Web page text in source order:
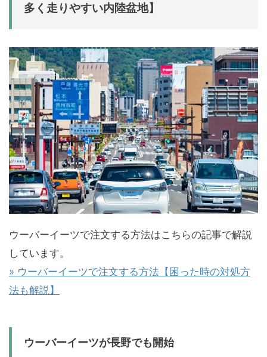
多く走りやすい内陸盆地】
ウーバーイーツで注文する方法はこちらの記事で解説
しています。
» ウーバーイーツで注文する方法【困った時の対処方
法も解説】
ウーバーイーツが長野でも開始